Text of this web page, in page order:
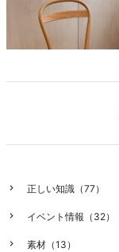
正しい知識（77）
イベント情報（32）
素材（13）